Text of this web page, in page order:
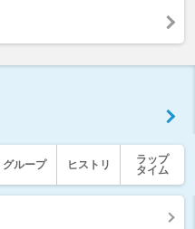
グループ ヒストリ
ラップ
タイム